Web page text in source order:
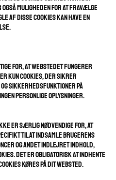
også muligheden for at fravælge
af disse cookies kan have en
for, at webstedet fungerer
kun cookies, der sikrer
sikkerhedsfunktioner på
personlige oplysninger.
er særlig nødvendige for, at
til at indsamle brugerens
og andet indlejret indhold,
Det er obligatorisk at indhente
køres på dit websted.